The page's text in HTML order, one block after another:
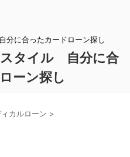
に合ったカードローン探し
タイル 自分に合
ーン探し
ィカルローン >